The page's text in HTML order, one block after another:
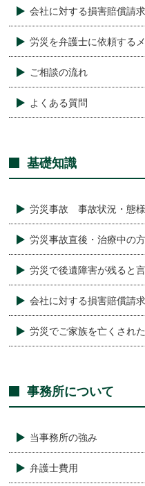
会社に対する損害賠償請
労災を弁護士に依頼する
ご相談の流れ
よくある質問
基礎知識
労災事故 事故状況・態様
労災事故直後・治療中の
労災で後遺障害が残ると
会社に対する損害賠償請
労災でご家族を亡くされ
事務所について
当事務所の強み
弁護士費用